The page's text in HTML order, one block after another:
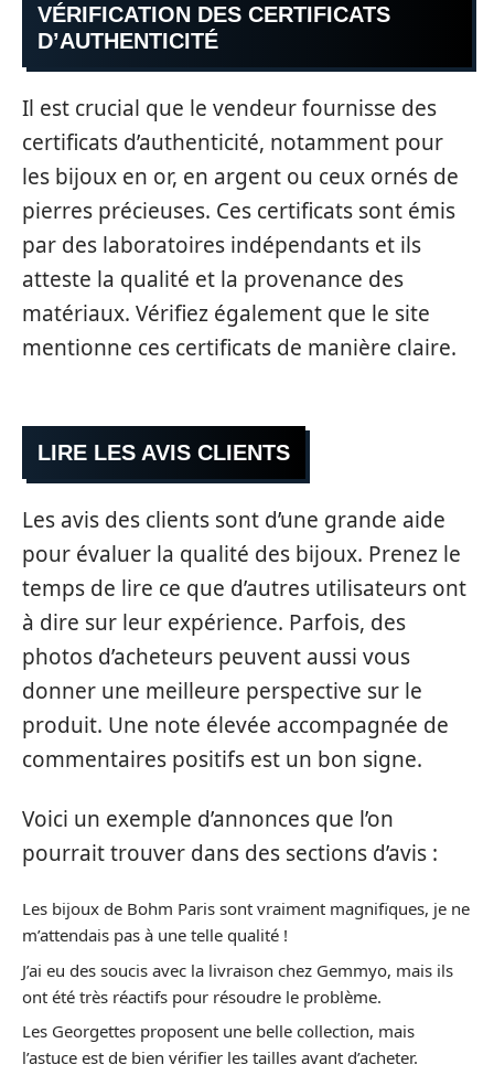
VÉRIFICATION DES CERTIFICATS
D’AUTHENTICITÉ
Il est crucial que le vendeur fournisse des
certificats d’authenticité, notamment pour
les bijoux en or, en argent ou ceux ornés de
pierres précieuses. Ces certificats sont émis
par des laboratoires indépendants et ils
atteste la qualité et la provenance des
matériaux. Vérifiez également que le site
mentionne ces certificats de manière claire.
LIRE LES AVIS CLIENTS
Les avis des clients sont d’une grande aide
pour évaluer la qualité des bijoux. Prenez le
temps de lire ce que d’autres utilisateurs ont
à dire sur leur expérience. Parfois, des
photos d’acheteurs peuvent aussi vous
donner une meilleure perspective sur le
produit. Une note élevée accompagnée de
commentaires positifs est un bon signe.
Voici un exemple d’annonces que l’on
pourrait trouver dans des sections d’avis :
Les bijoux de Bohm Paris sont vraiment magnifiques, je ne
m’attendais pas à une telle qualité !
J’ai eu des soucis avec la livraison chez Gemmyo, mais ils
ont été très réactifs pour résoudre le problème.
Les Georgettes proposent une belle collection, mais
l’astuce est de bien vérifier les tailles avant d’acheter.